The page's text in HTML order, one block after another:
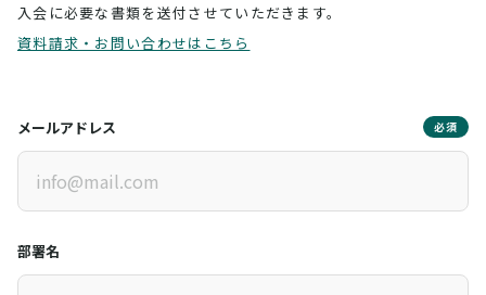
入会に必要な書類を送付させていただきます。
資料請求・お問い合わせはこちら
メールアドレス 必須
部署名